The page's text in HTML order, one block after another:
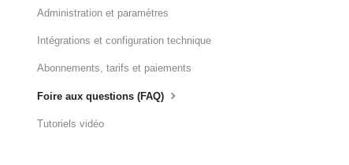
Administration et paramètres
Intégrations et configuration technique
Abonnements, tarifs et paiements
Foire aux questions (FAQ)
Tutoriels vidéo